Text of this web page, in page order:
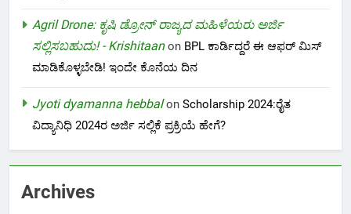
Agril Drone: ಕೃಷಿ ಡ್ರೋನ್ ರಾಜ್ಯದ ಮಹಿಳೆಯರು ಅರ್ಜಿ
ಸಲ್ಲಿಸಬಹುದು! - Krishitaanon BPL ಕಾರ್ಡಿದ್ದರೆ ಈ ಆಫರ್ ಮಿಸ್
ಮಾಡಿಕೊಳ್ಳಬೇಡಿ! ಇಂದೇ ಕೊನೆಯ ದಿನ
Jyoti dyamanna hebbalon Scholarship 2024:ರೈತ
ವಿದ್ಯಾನಿಧಿ 2024ರ ಅರ್ಜಿ ಸಲ್ಲಿಕೆ ಪ್ರಕ್ರಿಯೆ ಹೇಗೆ?
Archives